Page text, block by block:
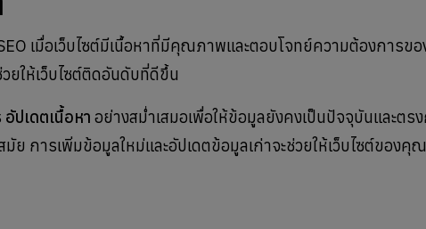
เมื่อเว็บไซต์มีเนื้อหาที่มีคุณภาพและตอบโจทย์ความต้องการขอ
ยให้เว็บไซต์ติดอันดับที่ดีขึ้น
อัปเดตเนื้อหา อย่างสม่ำเสมอเพื่อให้ข้อมูลยังคงเป็นปัจจุบันและตร
ย การเพิ่มข้อมูลใหม่และอัปเดตข้อมูลเก่าจะช่วยให้เว็บไซต์ของคุ